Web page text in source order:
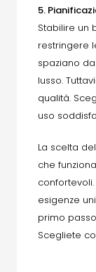
5.
Stabilire un
restringere
spaziano
lusso.
qualità.
uso
La scelta
che
esigenze
primo
Scegliete